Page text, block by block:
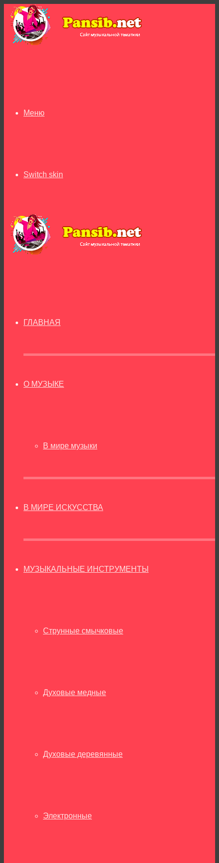
Меню
Switch skin
ГЛАВНАЯ
О МУЗЫКЕ
В мире музыки
В МИРЕ ИСКУССТВА
МУЗЫКАЛЬНЫЕ ИНСТРУМЕНТЫ
Струнные смычковые
Духовые медные
Духовые деревянные
Электронные